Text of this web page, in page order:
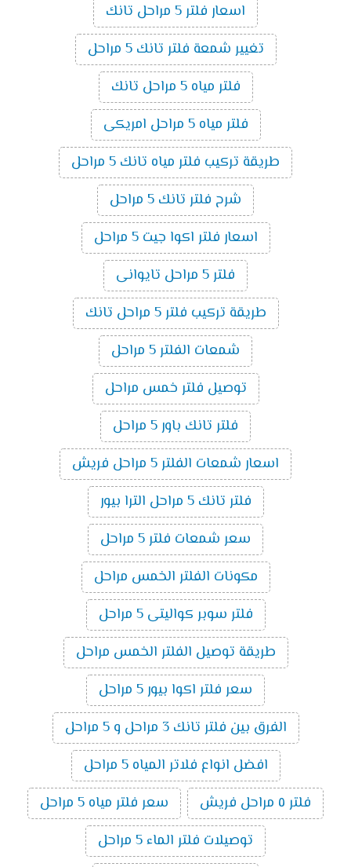
اسعار فلتر 5 مراحل تانك
تغيير شمعة فلتر تانك 5 مراحل
فلتر مياه 5 مراحل تانك
فلتر مياه 5 مراحل امريكى
طريقة تركيب فلتر مياه تانك 5 مراحل
شرح فلتر تانك 5 مراحل
اسعار فلتر اكوا جيت 5 مراحل
فلتر 5 مراحل تايوانى
طريقة تركيب فلتر 5 مراحل تانك
شمعات الفلتر 5 مراحل
توصيل فلتر خمس مراحل
فلتر تانك باور 5 مراحل
اسعار شمعات الفلتر 5 مراحل فريش
فلتر تانك 5 مراحل الترا بيور
سعر شمعات فلتر 5 مراحل
مكونات الفلتر الخمس مراحل
فلتر سوبر كواليتى 5 مراحل
طريقة توصيل الفلتر الخمس مراحل
سعر فلتر اكوا بيور 5 مراحل
الفرق بين فلتر تانك 3 مراحل و 5 مراحل
افضل انواع فلاتر المياه 5 مراحل
فلتر ٥ مراحل فريش
سعر فلتر مياه 5 مراحل
توصيلات فلتر الماء 5 مراحل